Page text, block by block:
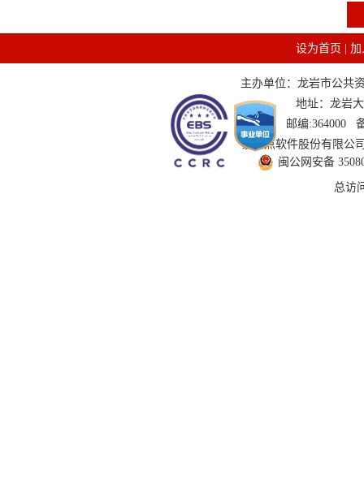
设为首页 加
主办单位：龙岩市公共
地址：龙岩
邮编:364000
技术支持：国泰新点软件股份有限
闽公网安备
总访